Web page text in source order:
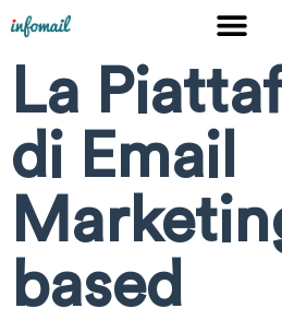
La
di Email
based